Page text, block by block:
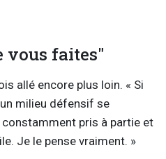
vous faites"
allé encore plus loin. « Si
milieu défensif se
pris à partie et
Je le pense vraiment. »